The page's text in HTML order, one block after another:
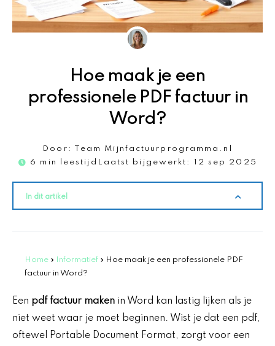
Hoe maak je een
professionele PDF factuur in
Word?
Door:
Team Mijnfactuurprogramma.nl
6 min leestijd Laatst bijgewerkt: 12 sep 2025
In dit artikel
Home » Informatief » Hoe maak je een professionele PDF
factuur in Word?
Een pdf factuur maken in Word kan lastig lijken als je
niet weet waar je moet beginnen. Wist je dat een pdf,
oftewel Portable Document Format, zorgt voor een